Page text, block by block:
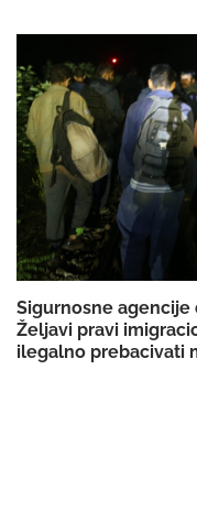
Sigurnosne
Željavi pravi
ilegalno prebacivati